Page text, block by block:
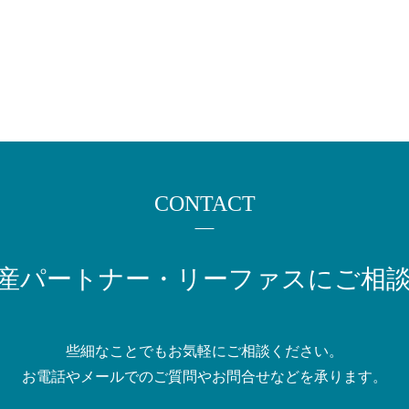
CONTACT
パートナー・ リーファスにご相
些細なことでもお気軽にご相談ください。
お電話やメールでのご質問やお問合せなどを承ります。